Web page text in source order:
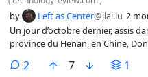
by Left as Center@jlai.lu 2
Un jour d’octobre dernier, assis
province du Henan, en Chine,
2 comments
7 1